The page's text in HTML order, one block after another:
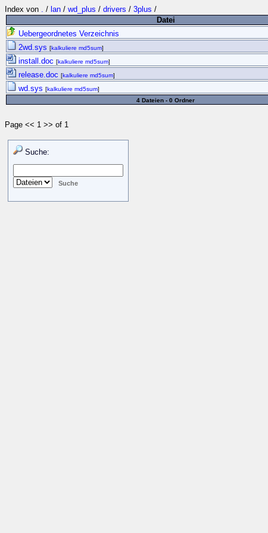
Index von . / lan / wd_plus / drivers / 3plus /
Datei
Uebergeordnetes Verzeichnis
2wd.sys [kalkuliere md5sum]
install.doc [kalkuliere md5sum]
release.doc [kalkuliere md5sum]
wd.sys [kalkuliere md5sum]
4 Dateien - 0 Ordner
Page << 1 >> of 1
Suche: